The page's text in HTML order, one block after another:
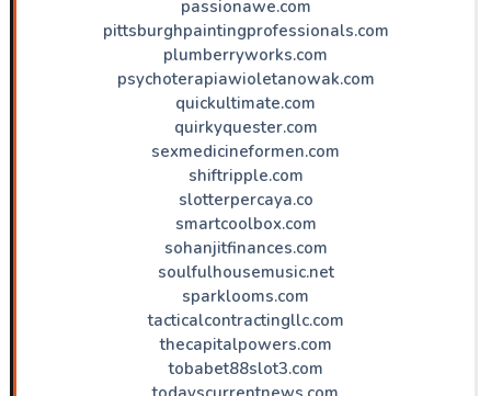
passionawe.com
pittsburghpaintingprofessionals.com
plumberryworks.com
psychoterapiawioletanowak.com
quickultimate.com
quirkyquester.com
sexmedicineformen.com
shiftripple.com
slotterpercaya.co
smartcoolbox.com
sohanjitfinances.com
soulfulhousemusic.net
sparklooms.com
tacticalcontractingllc.com
thecapitalpowers.com
tobabet88slot3.com